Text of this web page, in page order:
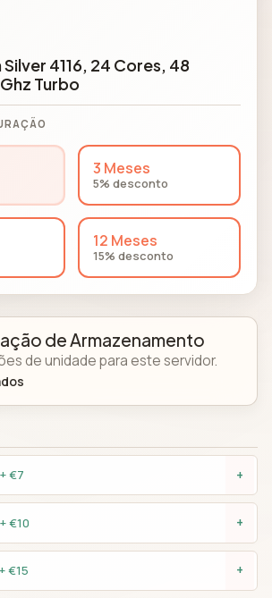
4116, 24 Cores, 48
Turbo
3 Meses
5% desconto
12 Meses
15% desconto
de Armazenamento
de unidade para este servidor.
+ €7 +
+ €10 +
+ €15 +